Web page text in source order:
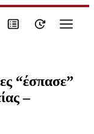
“έσπασε”
–